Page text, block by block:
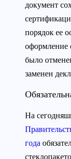
документ
порядок ее
оформление
было
заменен
На
года